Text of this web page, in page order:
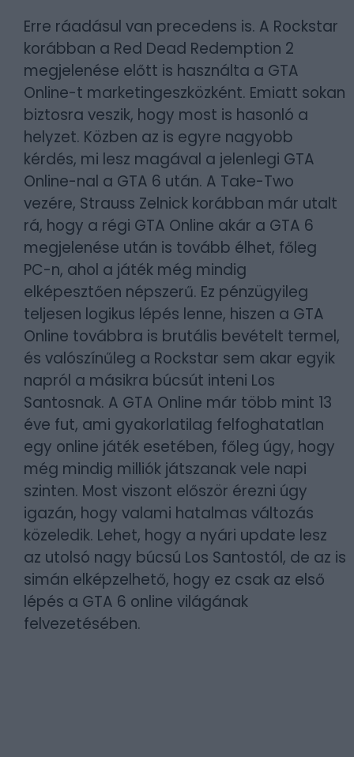
Erre ráadásul van precedens is. A Rockstar
korábban a Red Dead Redemption 2
megjelenése előtt is használta a GTA
Online-t marketingeszközként. Emiatt sokan
biztosra veszik, hogy most is hasonló a
helyzet. Közben az is egyre nagyobb
kérdés, mi lesz magával a jelenlegi GTA
Online-nal a GTA 6 után. A Take-Two
vezére, Strauss Zelnick korábban már utalt
rá, hogy a régi GTA Online akár a GTA 6
megjelenése után is tovább élhet, főleg
PC-n, ahol a játék még mindig
elképesztően népszerű. Ez pénzügyileg
teljesen logikus lépés lenne, hiszen a GTA
Online továbbra is brutális bevételt termel,
és valószínűleg a Rockstar sem akar egyik
napról a másikra búcsút inteni Los
Santosnak. A GTA Online már több mint 13
éve fut, ami gyakorlatilag felfoghatatlan
egy online játék esetében, főleg úgy, hogy
még mindig milliók játszanak vele napi
szinten. Most viszont először érezni úgy
igazán, hogy valami hatalmas változás
közeledik. Lehet, hogy a nyári update lesz
az utolsó nagy búcsú Los Santostól, de az is
simán elképzelhető, hogy ez csak az első
lépés a GTA 6 online világának
felvezetésében.